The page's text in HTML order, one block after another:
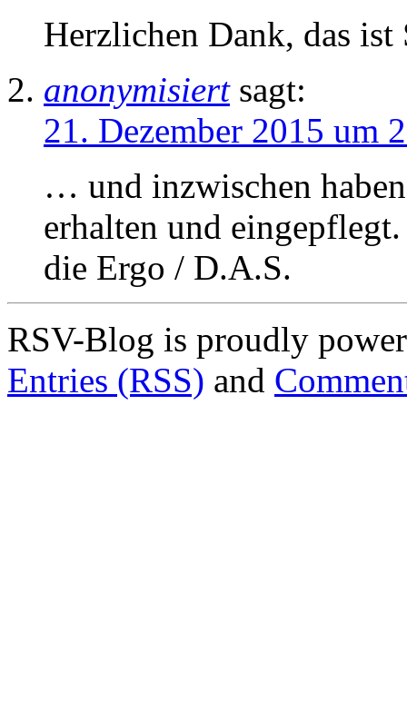
Herzlichen Dank, das ist
anonymisiert sagt:
21. Dezember 2015 um
… und inzwischen
erhalten und
die Ergo / D.A.S.
RSV-Blog is proudly
Entries (RSS) and